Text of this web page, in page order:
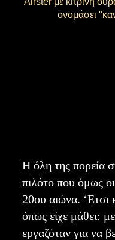
Η όλη της πορεία
πιλότο που όμως
20ου αιώνα. ‘Ετσι
όπως είχε μάθει:
εργαζόταν για να
ονομάσει